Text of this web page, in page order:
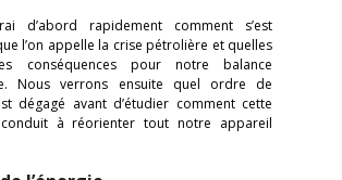
d’abord rapidement comment s’est
l’on appelle la crise pétrolière et quelles
conséquences pour notre balance
Nous verrons ensuite quel ordre de
dégagé avant d’étudier comment cette
à réorienter tout notre appareil